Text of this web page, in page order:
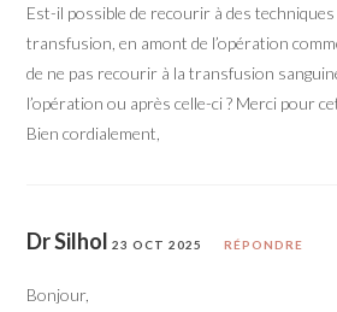
Est-il possible de recourir à des
transfusion, en amont de l’opération
de ne pas recourir à la transfusion
l’opération ou après celle-ci ? Merci pour
Bien cordialement,
Dr Silhol 23 OCT 2025 RÉPONDRE
Bonjour,